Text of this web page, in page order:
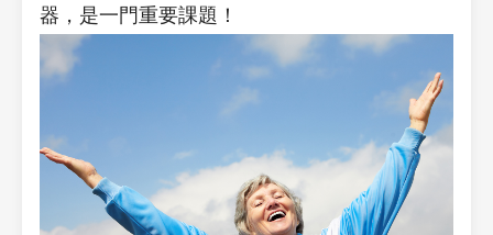
器，是一門重要課題！